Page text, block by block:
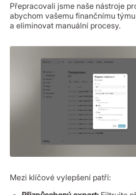
Přepracovali jsme naše nástroje
abychom vašemu finančnímu
a eliminovat manuální procesy.
Mezi klíčové vylepšení patří: